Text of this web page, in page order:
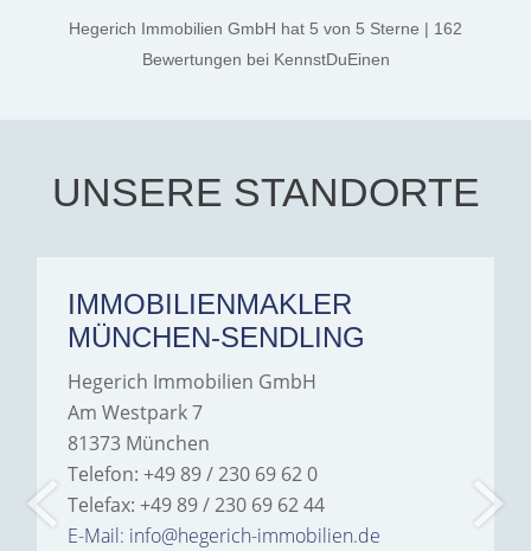
thanks, and a huge part of
the credit goes to Amelie
Jamrowâ€”she was
exceptionally professional,
Hegerich Immobilien to
anyone looking for a home.
Hegerich Immobilien GmbH hat 5 von 5 Sterne | 162
Bewertungen bei KennstDuEinen
UNSERE STANDORTE
IMMOBILIENMAKLER
MÜNCHEN-SENDLING
Hegerich Immobilien GmbH
Am Westpark 7
81373 München
Telefon: +49 89 / 230 69 62 0
Telefax: +49 89 / 230 69 62 44
E-Mail: info@hegerich-immobilien.de